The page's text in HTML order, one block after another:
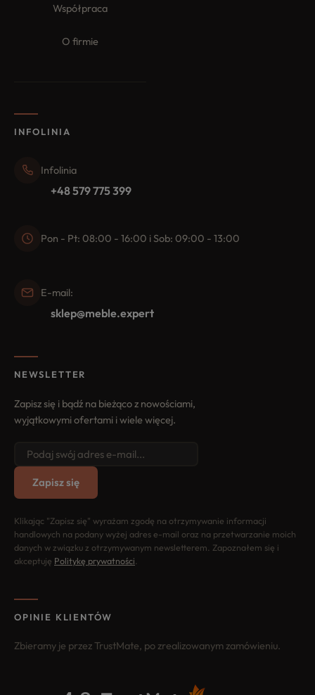
Współpraca
O firmie
INFOLINIA
Infolinia
+48 579 775 399
Pon - Pt: 08:00 - 16:00 i Sob: 09:00 - 13:00
E-mail:
sklep@meble.expert
NEWSLETTER
Zapisz się i bądź na bieżąco z nowościami,
wyjątkowymi ofertami i wiele więcej.
Zapisz się
Klikając "Zapisz się" wyrażam zgodę na otrzymywanie informacji
handlowych na podany wyżej adres e-mail oraz na przetwarzanie moich
danych w związku z otrzymywanym newsletterem. Zapoznałem się i
akceptuję Politykę prywatności
OPINIE KLIENTÓW
Zbieramy je przez TrustMate, po zrealizowanym zamówieniu.